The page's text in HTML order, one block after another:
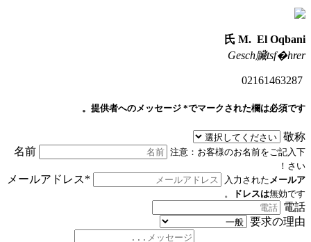
氏 M. El Oqbani
Gesch臟tsf�hrer
提供者へのメッセージ *でマークされた欄は必須です。
敬称
名前
注意：お客様のお名前をご記入下
さい！
メールアドレス* 入力されたメールア
ドレスは無効です。
電話
要求の理由